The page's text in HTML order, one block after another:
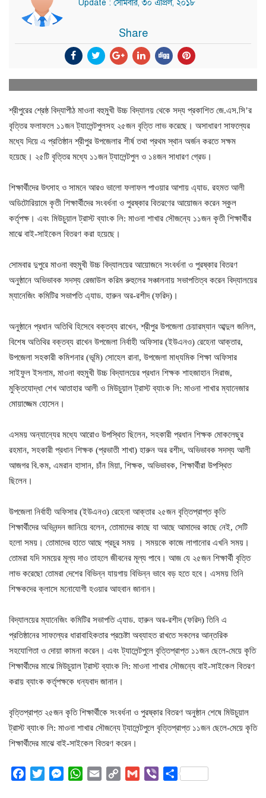
Update : সোমবার, ৩০ এপ্রিল, ২০১৮
Share
শ্রীপুরের শ্রেষ্ঠ বিদ্যাপীঠ মাওনা বহুমুখী উচ্চ বিদ্যালয় থেকে সদ্য প্রকাশিত জে.এস.সি’র
বৃত্তির ফলাফলে ১১জন ট্যালেন্টপুলসহ ২৫জন বৃত্তি লাভ করেছে। অসাধারণ সাফল্যের
মধ্যে দিয়ে এ প্রতিষ্ঠান শ্রীপুর উপজেলার শীর্ষ তথা প্রথম স্থান অর্জন করতে সক্ষম
হয়েছে। ২৫টি বৃত্তির মধ্যে ১১জন ট্যালেন্টপুল ও ১৪জন সাধারণ গ্রেড।
শিক্ষার্থীদের উৎসাহ ও সামনে আরও ভালো ফলাফল পাওয়ার আশায় এ্যাড. রহমত আলী
অডিটোরিয়ামে কৃতী শিক্ষার্থীদের সংবর্ধনা ও পুরষ্কার বিতরণের আয়োজন করেন স্কুল
কর্তৃপক্ষ। এবং মিউচুয়াল ট্রাস্ট ব্যাংক লি: মাওনা শাখার সৌজন্যে ১১জন কৃতী শিক্ষার্থীর
মাঝে বাই-সাইকেল বিতরণ করা হয়েছে।
সোমবার দুপুরে মাওনা বহুমুখী উচ্চ বিদ্যালয়ের আয়োজনে সংবর্ধনা ও পুরষ্কার বিতরণ
অনুষ্ঠানে অভিভাবক সদস্য রেজাউল করিম রুহুলের সঞ্চালনায় সভাপতিত্ব করেন বিদ্যালয়ের
ম্যানেজিং কমিটির সভাপতি এ্যাড. হারুন অর-রশীদ (ফরিদ)।
অনুষ্ঠানে প্রধান অতিথি হিসেবে বক্তব্য রাখেন, শ্রীপুর উপজেলা চেয়ারম্যান আব্দুল জলিল,
বিশেষ অতিথির বক্তব্য রাখেন উপজেলা নির্বাহী অফিসার (ইউএনও) রেহেনা আক্তার,
উপজেলা সহকারী কমিশনার (ভূমি) সোহেল রানা, উপজেলা মাধ্যমিক শিক্ষা অফিসার
সাইফুল ইসলাম, মাওনা বহুমুখী উচ্চ বিদ্যালয়ের প্রধান শিক্ষক শাহজাহান সিরাজ,
মুক্তিযোদ্ধা শেখ আতাহার আলী ও মিউচুয়াল ট্রাস্ট ব্যাংক লি: মাওনা শাখার ম্যানেজার
মোয়াজ্জেম হোসেন।
এসময় অন্যান্যের মধ্যে আরোও উপস্থিত ছিলেন, সহকারী প্রধান শিক্ষক মোকলেছুর
রহমান, সহকারী প্রধান শিক্ষক (প্রভাতী শাখা) হারুন অর রশীদ, অভিভাবক সদস্য আলী
আজগর বি.কম, এমরান হাসান, চাঁন মিয়া, শিক্ষক, অভিভাবক, শিক্ষার্থীরা উপস্থিত
ছিলেন।
উপজেলা নির্বাহী অফিসার (ইউএনও) রেহেনা আক্তার ২৫জন বৃত্তিপ্রাপ্ত কৃতি
শিক্ষার্থীদের অভিনন্দন জানিয়ে বলেন, তোমাদের কাছে যা আছে আমাদের কাছে নেই, সেটি
হলো সময়। তোমাদের হাতে আছে প্রচুর সময় । সময়কে কাজে লাগানোর এখনি সময়।
তোমরা যদি সময়ের মূল্য দাও তাহলে জীবনের মূল্য পাবে। আজ যে ২৫জন শিক্ষার্থী বৃত্তি
লাভ করেছো তোমরা দেশের বিভিন্ন যায়গায় বিভিন্ন ভাবে বড় হতে হবে। এসময় তিনি
শিক্ষকদের ক্লাসে মনোযোগী হওয়ার আহবান জানান।
বিদ্যালয়ের ম্যানেজিং কমিটির সভাপতি এ্যাড. হারুন অর-রশীদ (ফরিদ) তিনি এ
প্রতিষ্ঠানের সাফল্যের ধারাবাহিকতার প্রচেষ্টা অব্যাহত রাখতে সকলের আন্তরিক
সহযোগিতা ও দোয়া কামনা করেন। এবং ট্যালেন্টপুলে বৃত্তিপ্রাপ্ত ১১জন ছেলে-মেয়ে কৃতি
শিক্ষার্থীদের মাঝে মিউচুয়াল ট্রাস্ট ব্যাংক লি: মাওনা শাখার সৌজন্যে বাই-সাইকেল বিতরণ
করায় ব্যাংক কর্তৃপক্ষকে ধন্যবাদ জানান।
বৃত্তিপ্রাপ্ত ২৫জন কৃতি শিক্ষার্থীকে সংবর্ধনা ও পুরষ্কার বিতরণ অনুষ্ঠান শেষে মিউচুয়াল
ট্রাস্ট ব্যাংক লি: মাওনা শাখার সৌজন্যে ট্যালেন্টপুলে বৃত্তিপ্রাপ্ত ১১জন ছেলে-মেয়ে কৃতি
শিক্ষার্থীদের মাঝে বাই-সাইকেল বিতরণ করেন।
FacebookTwitterMessenger
WhatsApp
Email
Copy
Gmail ViberShare